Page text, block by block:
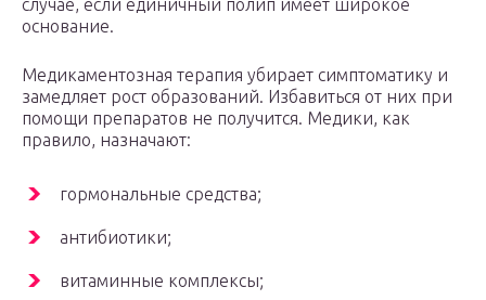
случае, если единичный полип имеет широкое
основание.
Медикаментозная терапия убирает симптоматику и
замедляет рост образований. Избавиться от них при
помощи препаратов не получится. Медики, как
правило, назначают:
гормональные средства;
антибиотики;
витаминные комплексы;